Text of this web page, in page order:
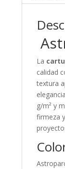
La
calidad
textura
g/m² y
firmeza